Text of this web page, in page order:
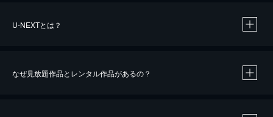
U-NEXTとは？
なぜ見放題作品とレンタル作品があるの？